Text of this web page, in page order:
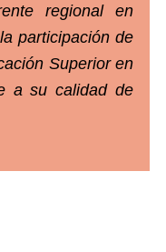
regional en
participación de
Superior en
a su calidad de